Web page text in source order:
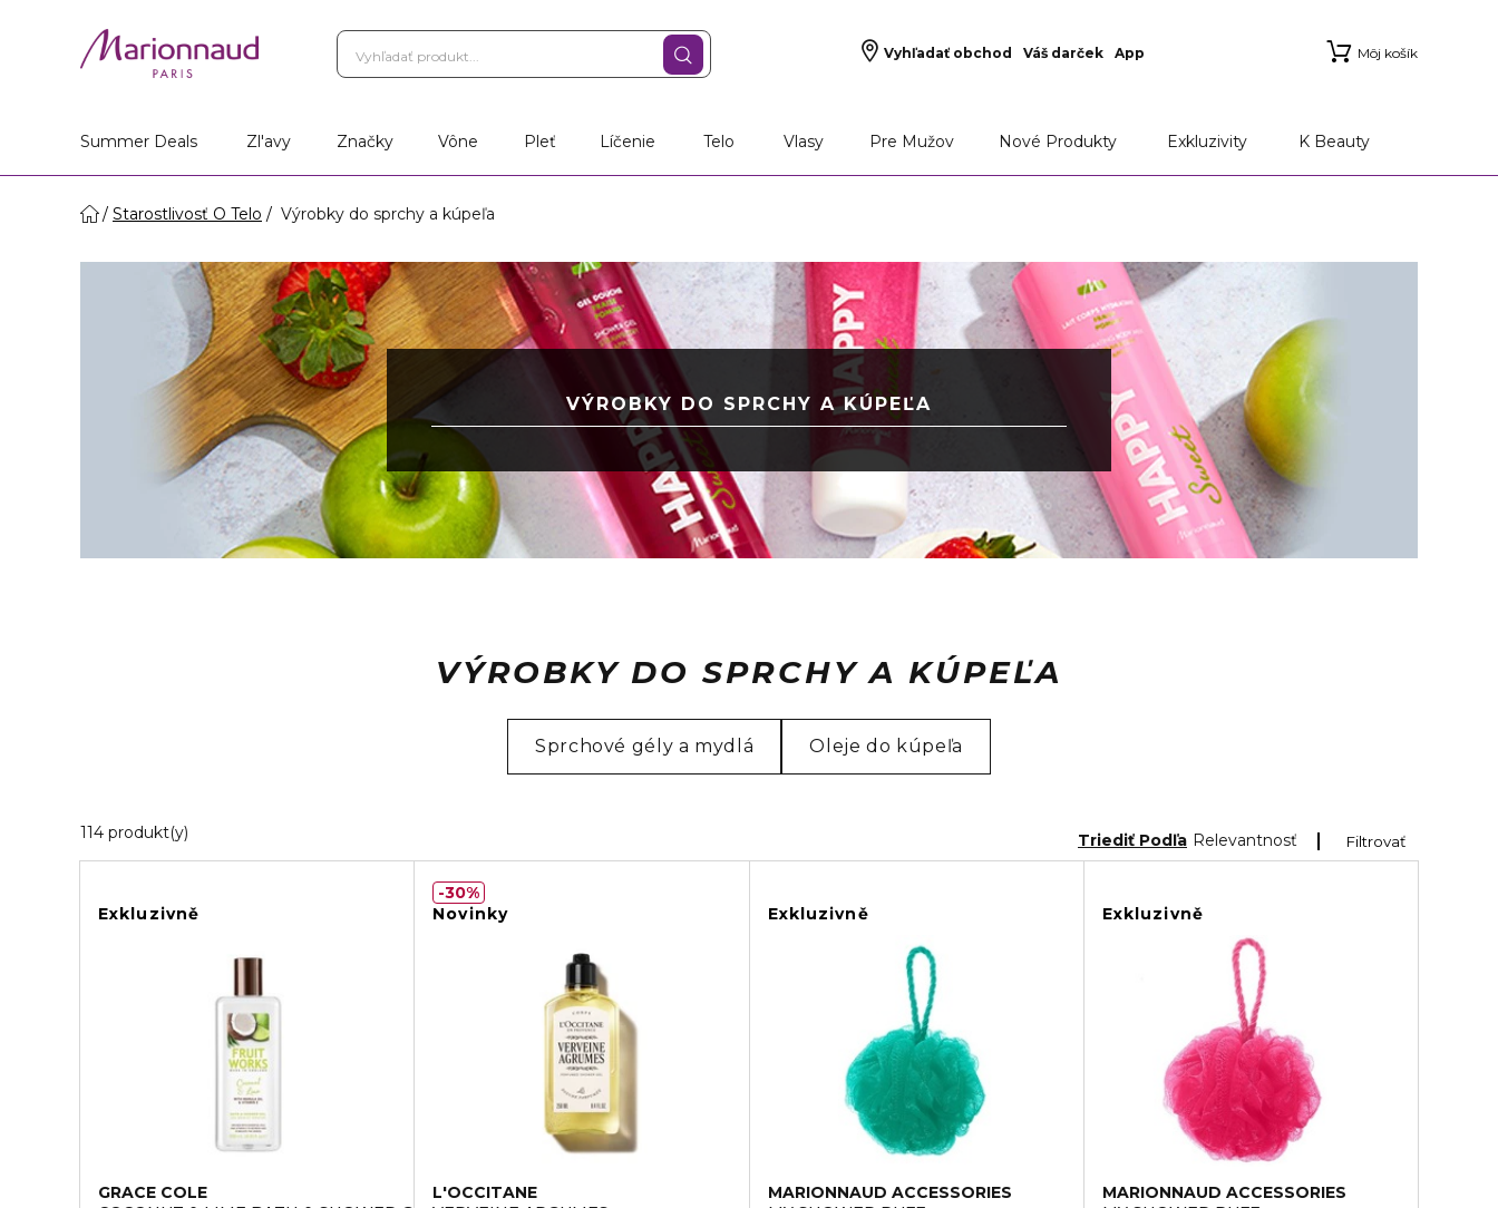
Vyhľadať obchod Váš darček App Môj košík
Summer Deals Zl'avy Značky Vône Pleť Líčenie Telo Vlasy Pre Mužov Nové Produkty Exkluzivity K Beauty
Starostlivosť O Telo Výrobky do sprchy a kúpeľa
VÝROBKY DO SPRCHY A KÚPEĽA
VÝROBKY DO SPRCHY A KÚPEĽA
Sprchové gély a mydlá Oleje do kúpeľa
114 produkt(y) Filtrovať
Triediť Podľa Relevantnosť
Exkluzivně
GRACE COLE
Novinky
L'OCCITANE
30%
Exkluzivně
MARIONNAUD ACCESSORIES
Exkluzivně
MARIONNAUD ACCESSORIES